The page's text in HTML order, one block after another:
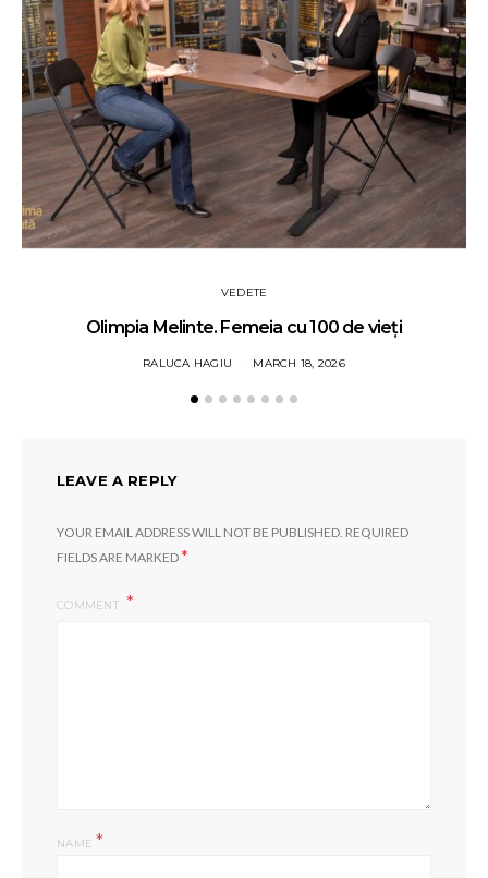
VEDETE
Olimpia Melinte. Femeia cu 100 de vieți
RALUCA HAGIU MARCH 18, 2026
LEAVE A REPLY
YOUR EMAIL ADDRESS WILL NOT BE PUBLISHED. REQUIRED
FIELDS ARE MARKED*
COMMENT
NAME *